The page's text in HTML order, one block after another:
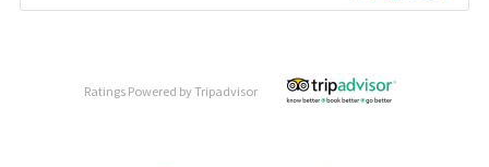
Ratings Powered by Tripadvisor